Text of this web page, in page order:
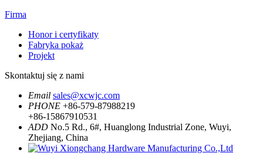
Firma
Honor i certyfikaty
Fabryka pokaż
Projekt
Skontaktuj się z nami
Email sales@xcwjc.com
PHONE +86-579-87988219
+86-15867910531
ADD No.5 Rd., 6#, Huanglong Industrial Zone, Wuyi,
Zhejiang, China